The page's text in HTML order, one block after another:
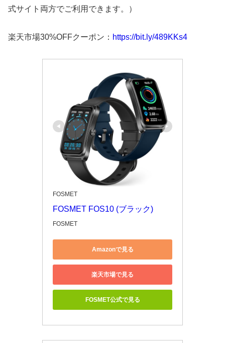
式サイト両方でご利用できます。）
楽天市場30%OFFクーポン： https://bit.ly/489KKs4
FOSMET
FOSMET FOS10 (ブラック)
FOSMET
Amazonで見る
楽天市場で見る
FOSMET公式で見る